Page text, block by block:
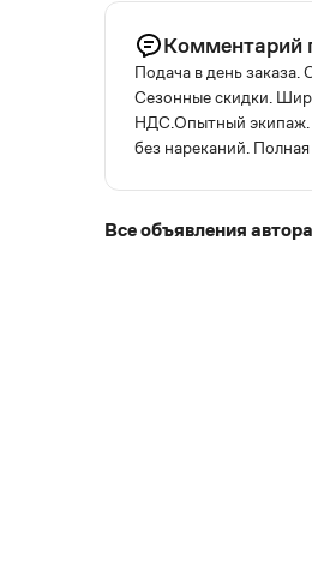
Комментарий
Подача в день
Сезонные скидки.
НДС.Опытный экипаж.
без нареканий.
Все объявления автора